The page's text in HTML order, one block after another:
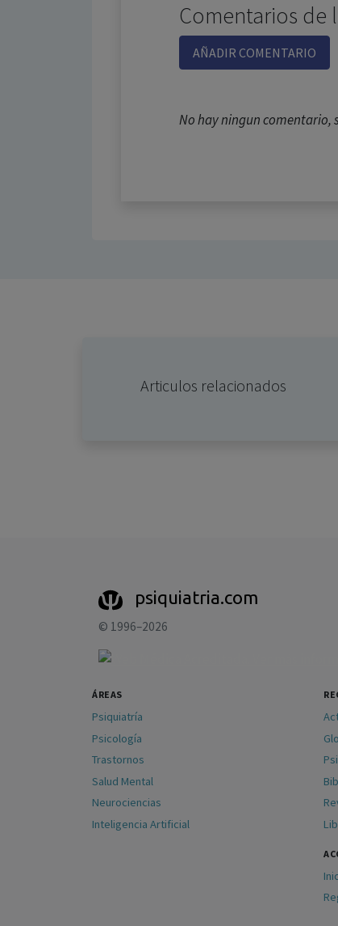
Comentarios de
AÑADIR COMENTARIO
No hay ningun comentario,
Articulos relacionados
psiquiatria.com
© 1996–2026
ÁREAS
Psiquiatría
Psicología
Trastornos
Salud Mental
Neurociencias
Inteligencia Artificial